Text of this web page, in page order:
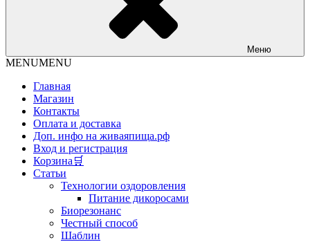
Меню
MENUMENU
Главная
Магазин
Контакты
Оплата и доставка
Доп. инфо на живаяпища.рф
Вход и регистрация
Корзина🛒
Статьи
Технологии оздоровления
Питание дикоросами
Биорезонанс
Честный способ
Шаблин